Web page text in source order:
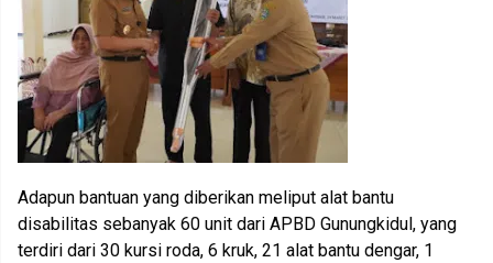
Adapun bantuan yang diberikan meliput alat bantu
disabilitas sebanyak 60 unit dari APBD Gunungkidul, yang
terdiri dari 30 kursi roda, 6 kruk, 21 alat bantu dengar, 1